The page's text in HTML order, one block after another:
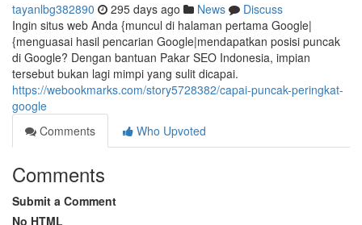
tayanlbg382890 295 days ago News
Discuss
Ingin situs web Anda {muncul di halaman pertama Google|
{menguasai hasil pencarian Google|mendapatkan posisi puncak
di Google? Dengan bantuan Pakar SEO Indonesia, impian
tersebut bukan lagi mimpi yang sulit dicapai.
https://webookmarks.com/story5728382/capai-puncak-peringkat-
google
Comments
Who Upvoted
Comments
Submit a Comment
No HTML